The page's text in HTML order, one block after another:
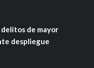
de mayor
despliegue